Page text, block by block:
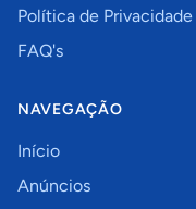
Política de Privacidade
FAQ's
NAVEGAÇÃO
Início
Anúncios